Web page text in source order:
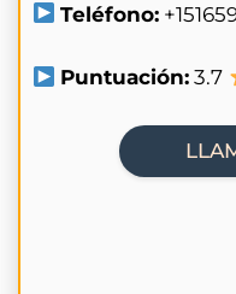
Teléfono:
Puntuación: 3.7